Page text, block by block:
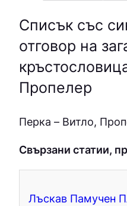
Списък със
отговор на
Пропелер
Пepкa – Витло,
Свързани статии,
Лъскав Памучен